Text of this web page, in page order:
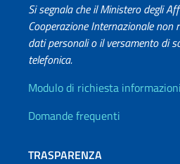
Si segnala che il Ministero degli
Cooperazione Internazionale non
dati personali o il versamento di
telefonica.
Info utili
Modulo di richiesta informazioni
Domande frequenti
TRASPARENZA